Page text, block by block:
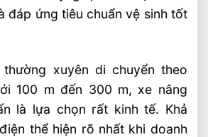
đáp ứng tiêu chuẩn vệ sinh tốt
thường xuyên di chuyển theo
100 m đến 300 m, xe nâng
là lựa chọn rất kinh tế. Khả
thể hiện rõ nhất khi doanh